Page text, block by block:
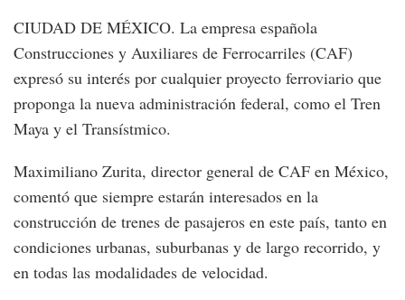
CIUDAD DE MÉXICO. La empresa española
Construcciones y Auxiliares de Ferrocarriles (CAF)
expresó su interés por cualquier proyecto ferroviario que
proponga la nueva administración federal, como el Tren
Maya y el Transístmico.
Maximiliano Zurita, director general de CAF en México,
comentó que siempre estarán interesados en la
construcción de trenes de pasajeros en este país, tanto en
condiciones urbanas, suburbanas y de largo recorrido, y
en todas las modalidades de velocidad.